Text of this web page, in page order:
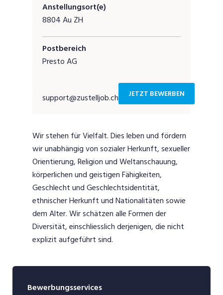
Anstellungsort(e)
8804 Au ZH
Postbereich
Presto AG
support@zustelljob.ch JETZT BEWERBEN
Wir stehen für Vielfalt. Dies leben und fördern
wir unabhängig von sozialer Herkunft, sexueller
Orientierung, Religion und Weltanschauung,
körperlichen und geistigen Fähigkeiten,
Geschlecht und Geschlechtsidentität,
ethnischer Herkunft und Nationalitäten sowie
dem Alter. Wir schätzen alle Formen der
Diversität, einschliesslich derjenigen, die nicht
explizit aufgeführt sind.
Bewerbungsservices